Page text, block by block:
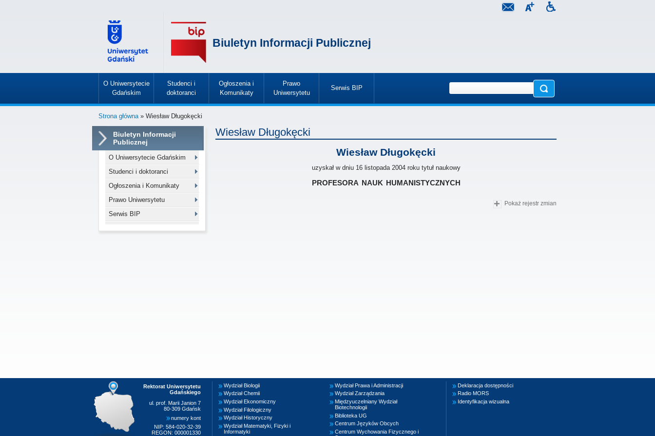
Biuletyn Informacji Publicznej
O Uniwersytecie
Gdańskim
»
Studenci i
doktoranci
»
Ogłoszenia i
Komunikaty
»
Prawo
Uniwersytetu
»
Serwis BIP
»
Strona główna» Wiesław Długokęcki
Biuletyn Informacji
Publicznej
O Uniwersytecie Gdańskim
Studenci i doktoranci
Ogłoszenia i Komunikaty
Prawo Uniwersytetu
Serwis BIP
Wiesław Długokęcki
Wiesław Długokęcki
uzyskał w dniu 16 listopada 2004 roku tytuł naukowy
profesora nauk humanistycznych
Pokaż rejestr zmian
Rektorat Uniwersytetu
Gdańskiego
ul. prof. Marii Janion 7
80-309 Gdańsk
numery kont
NIP: 584-020-32-39
REGON: 000001330
Wydział Biologii
Wydział Chemii
Wydział Ekonomiczny
Wydział Filologiczny
Wydział Historyczny
Wydział Matematyki, Fizyki i
Informatyki
Wydział Prawa i Administracji
Wydział Zarządzania
Międzyuczelniany Wydział
Biotechnologii
Biblioteka UG
Centrum Języków Obcych
Centrum Wychowania Fizycznego i
Deklaracja dostępności
Radio MORS
Identyfikacja wizualna